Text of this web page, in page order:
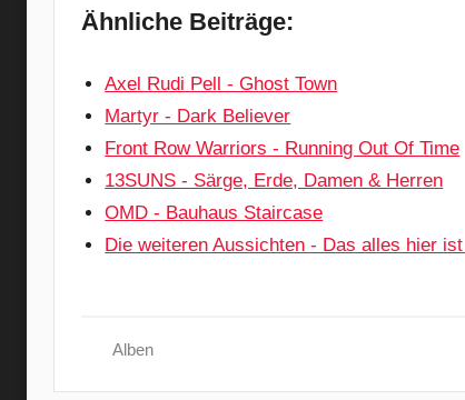
Ähnliche Beiträge:
Axel Rudi Pell - Ghost Town
Martyr - Dark Believer
Front Row Warriors - Running Out Of Time
13SUNS - Särge, Erde, Damen & Herren
OMD - Bauhaus Staircase
Die weiteren Aussichten - Das alles hier
Alben